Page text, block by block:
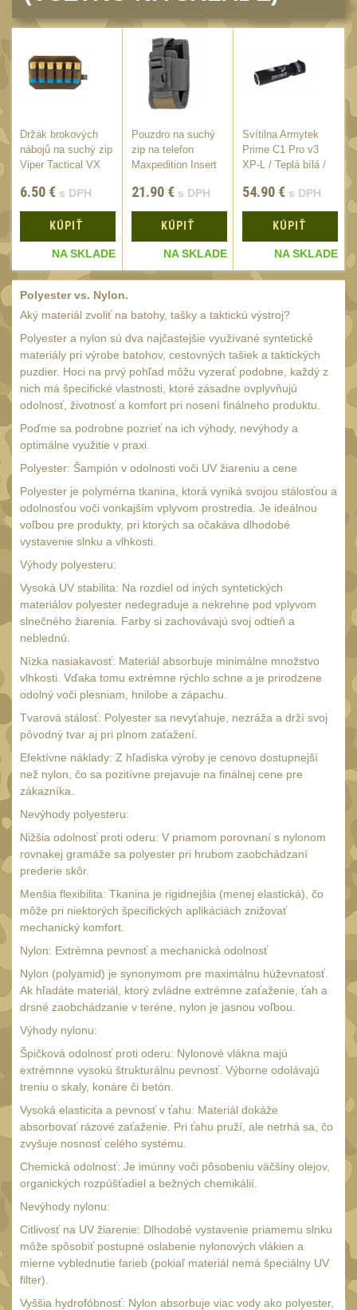
20
Mechanická mířidla30
Dvojnožky
Dvojnožky na hlaveň 2
Dvojnožky pro picatinny
25
Dvojnožky pro M-LOK
Dvojnožky pro Keymod
Dvojnožky na otočný
čep
Popruhy a poutka40
Príslušenstvo
OPTIKY
Monokuláry
Kolimátory
Zvětšovací moduly 5
LPVO
Na vzduchovku
Na kuše2
Velký oční reliéf1
Na dlouhé
vzdálenosti13
Multi-range
Krátka a střední
vzdálenost16
Príslušenstvo pre
optiku
UTG 45
Accushot7
Accushot Tactical
Accushot Precision
Hunter
BugBuster
Kolimátory 16
Schmidt&Bender
Delta Optical2
Sightmark
Vector Optics
ČIŠTĚNÍ A ÚDRŽBA
Čištění
AR1514
AK47
.22 10
.223 (5.56mm)9
.243 .260 (6.5mm)
.270 .280 (7mm) 8
.30 .308 (7.62mm) 10
12GA, 20GA 14
Držák brokových
nábojů na suchý zip
Viper Tactical VX
6.50 € s DPH
KÚPIŤ
NA SKLADE
Pouzdro na suchý
zip na telefon
Maxpedition Insert
21.90 € s DPH
KÚPIŤ
NA SKLADE
Svítilna Armytek
Prime C1 Pro v3
XP-L / Teplá bílá /
54.90 € s DPH
KÚPIŤ
NA SKLADE
Polyester vs. Nylon.
Aký materiál zvoliť na batohy, tašky a taktickú výstroj?
Polyester a nylon sú dva najčastejšie využívané syntetické
materiály pri výrobe batohov, cestovných tašiek a taktických
puzdier. Hoci na prvý pohľad môžu vyzerať podobne, každý z
nich má špecifické vlastnosti, ktoré zásadne ovplyvňujú
odolnosť, životnosť a komfort pri nosení finálneho produktu.
Poďme sa podrobne pozrieť na ich výhody, nevýhody a
optimálne využitie v praxi.
Polyester: Šampión v odolnosti voči UV žiareniu a cene
Polyester je polymérna tkanina, ktorá vyniká svojou stálosťou a
odolnosťou voči vonkajším vplyvom prostredia. Je ideálnou
voľbou pre produkty, pri ktorých sa očakáva dlhodobé
vystavenie slnku a vlhkosti.
Výhody polyesteru:
Vysoká UV stabilita: Na rozdiel od iných syntetických
materiálov polyester nedegraduje a nekrehne pod vplyvom
slnečného žiarenia. Farby si zachovávajú svoj odtieň a
neblednú.
Nízka nasiakavosť: Materiál absorbuje minimálne množstvo
vlhkosti. Vďaka tomu extrémne rýchlo schne a je prirodzene
odolný voči plesniam, hnilobe a zápachu.
Tvarová stálosť: Polyester sa nevyťahuje, nezráža a drží svoj
pôvodný tvar aj pri plnom zaťažení.
Efektívne náklady: Z hľadiska výroby je cenovo dostupnejší
než nylon, čo sa pozitívne prejavuje na finálnej cene pre
zákazníka.
Nevýhody polyesteru:
Nižšia odolnosť proti oderu: V priamom porovnaní s nylonom
rovnakej gramáže sa polyester pri hrubom zaobchádzaní
prederie skôr.
Menšia flexibilita: Tkanina je rigidnejšia (menej elastická), čo
môže pri niektorých špecifických aplikáciách znižovať
mechanický komfort.
Nylon: Extrémna pevnosť a mechanická odolnosť
Nylon (polyamid) je synonymom pre maximálnu húževnatosť.
Ak hľadáte materiál, ktorý zvládne extrémne zaťaženie, ťah a
drsné zaobchádzanie v teréne, nylon je jasnou voľbou.
Výhody nylonu:
Špičková odolnosť proti oderu: Nylonové vlákna majú
extrémnne vysokú štrukturálnu pevnosť. Výborne odolávajú
treniu o skaly, konáre či betón.
Vysoká elasticita a pevnosť v ťahu: Materiál dokáže
absorbovať rázové zaťaženie. Pri ťahu pruží, ale netrhá sa, čo
zvyšuje nosnosť celého systému.
Chemická odolnosť: Je imúnny voči pôsobeniu väčšiny olejov,
organických rozpúšťadiel a bežných chemikálií.
Nevýhody nylonu:
Citlivosť na UV žiarenie: Dlhodobé vystavenie priamemu slnku
môže spôsobiť postupné oslabenie nylonových vlákien a
mierne vyblednutie farieb (pokiaľ materiál nemá špeciálny UV
filter).
Vyššia hydrofóbnosť: Nylon absorbuje viac vody ako polyester,